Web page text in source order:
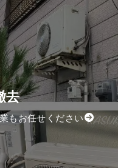
去
もお任せください